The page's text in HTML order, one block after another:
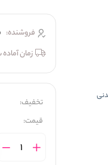
فروشنده:
زمان
تخفیف:
قیمت: